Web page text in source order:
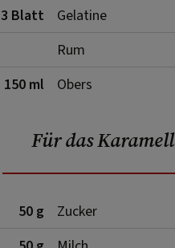
3 Blatt
Gelatine
Rum
150 ml
Obers
Für das Karamell
50 g
Zucker